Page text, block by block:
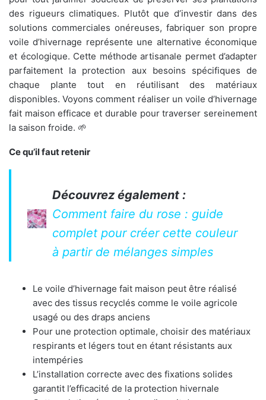
des rigueurs climatiques. Plutôt que d’investir dans des
solutions commerciales onéreuses, fabriquer son propre
voile d’hivernage représente une alternative économique
et écologique. Cette méthode artisanale permet d’adapter
parfaitement la protection aux besoins spécifiques de
chaque plante tout en réutilisant des matériaux
disponibles. Voyons comment réaliser un voile d’hivernage
fait maison efficace et durable pour traverser sereinement
la saison froide. 🌱
Ce qu’il faut retenir
Découvrez également :
Comment faire du rose : guide
complet pour créer cette couleur
à partir de mélanges simples
Le voile d’hivernage fait maison peut être réalisé
avec des tissus recyclés comme le voile agricole
usagé ou des draps anciens
Pour une protection optimale, choisir des matériaux
respirants et légers tout en étant résistants aux
intempéries
L’installation correcte avec des fixations solides
garantit l’efficacité de la protection hivernale